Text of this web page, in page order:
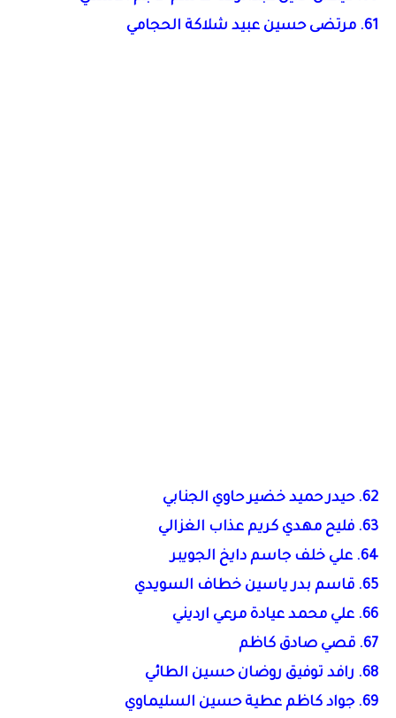
61. مرتضى حسين عبيد شلاكة الحجامي
62. حيدر حميد خضير حاوي الجنابي
63. فليح مهدي كريم عذاب الغزالي
64. علي خلف جاسم دايخ الجويبر
65. قاسم بدر ياسين خطاف السويدي
66. علي محمد عيادة مرعي ارديني
67. قصي صادق كاظم
68. رافد توفيق روضان حسين الطائي
69. جواد كاظم عطية حسين السليماوي